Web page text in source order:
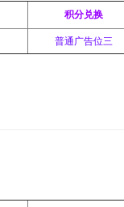
积分兑换
普通广告位三